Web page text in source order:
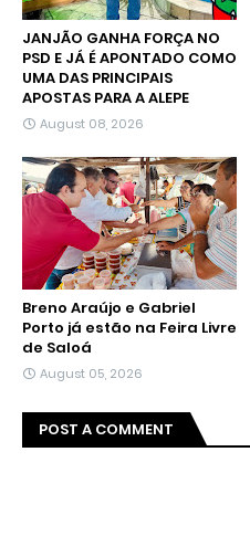
JANJÃO GANHA FORÇA NO
PSD E JÁ É APONTADO COMO
UMA DAS PRINCIPAIS
APOSTAS PARA A ALEPE
August 08, 2026
Breno Araújo e Gabriel
Porto já estão na Feira Livre
de Saloá
August 05, 2026
POST A COMMENT